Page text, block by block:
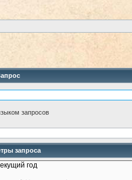
запросов
запроса